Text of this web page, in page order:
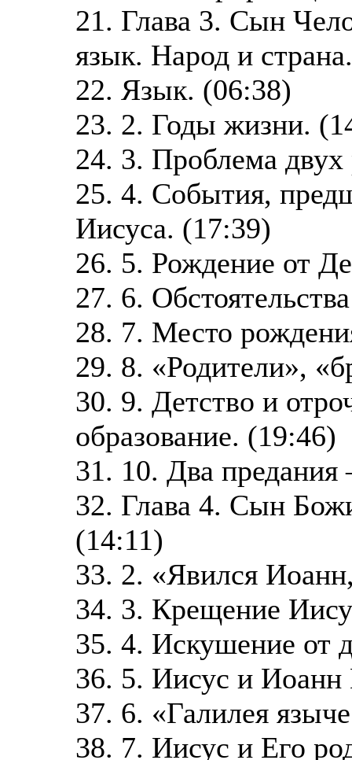
21. Глава 3. Сын
язык. Народ и
22. Язык. (06:38)
23. 2. Годы жизни.
24. 3. Проблема
25. 4. События,
Иисуса. (17:39)
26. 5. Рождение от
27. 6.
28. 7. Место
29. 8. «Родители»,
30. 9. Детство и
образование. (19:46)
31. 10. Два
32. Глава 4. Сын
(14:11)
33. 2. «Явился
34. 3. Крещение
35. 4. Искушение от
36. 5. Иисус и Иоанн
37. 6. «Галилея
38. 7. Иисус и Его